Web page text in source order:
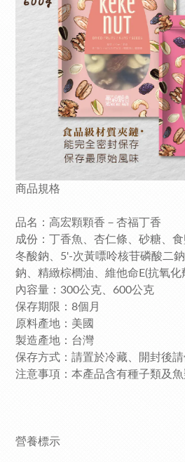
商品規格
品名：高宏顆顆香－杏福丁香
成份：丁香魚、杏仁條、砂糖、
冬酸鈉、5'-次黃嘌呤核苷磷酸二
鈉、精緻棕櫚油、維他命E(抗氧化
內容量：300公克、600公克
保存期限：8個月
原料產地：美國
製造產地：台灣
保存方式：請置於冷藏、開封後
注意事項：本產品含有種子類及
營養標示